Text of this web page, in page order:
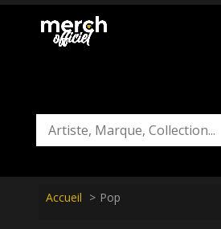
Accueil Pop